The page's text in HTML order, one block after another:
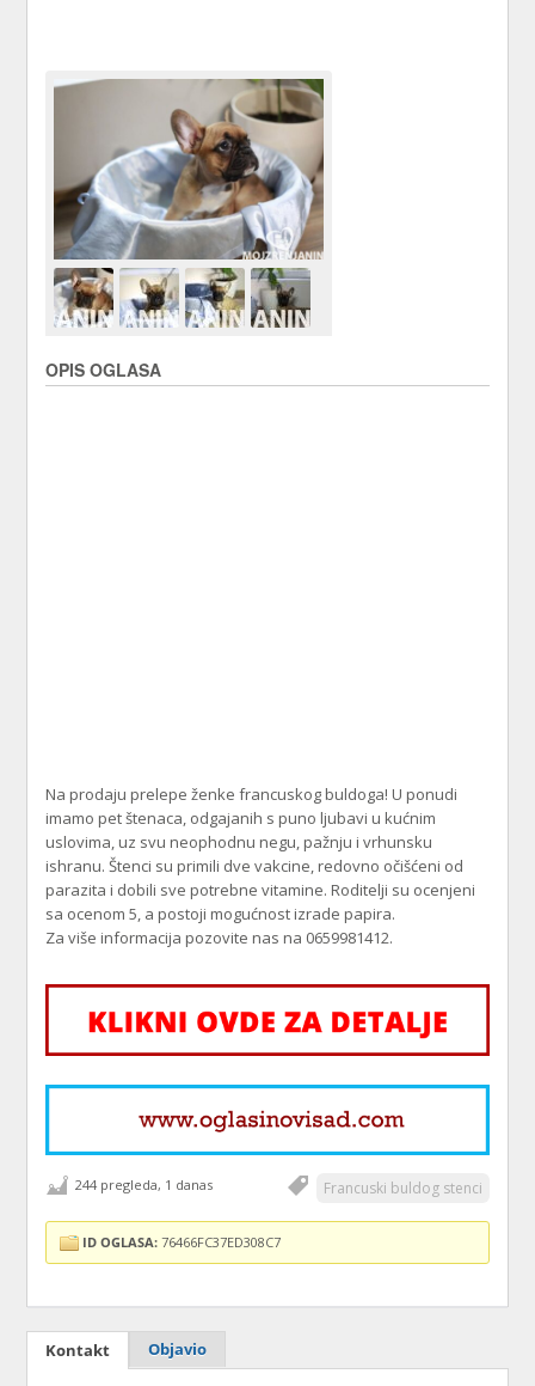
OPIS OGLASA
Na prodaju prelepe ženke francuskog buldoga! U ponudi
imamo pet štenaca, odgajanih s puno ljubavi u kućnim
uslovima, uz svu neophodnu negu, pažnju i vrhunsku
ishranu. Štenci su primili dve vakcine, redovno očišćeni od
parazita i dobili sve potrebne vitamine. Roditelji su ocenjeni
sa ocenom 5, a postoji mogućnost izrade papira.
Za više informacija pozovite nas na 0659981412.
Francuski buldog stenci
244 pregleda, 1 danas
ID OGLASA: 76466FC37ED308C7
Kontakt Objavio